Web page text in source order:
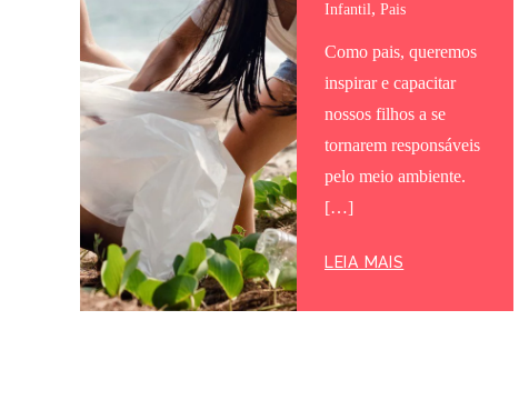
Infantil, Pais
Como pais, queremos
inspirar e capacitar
nossos filhos a se
tornarem responsáveis ​​
pelo meio ambiente.
[…]
LEIA MAIS